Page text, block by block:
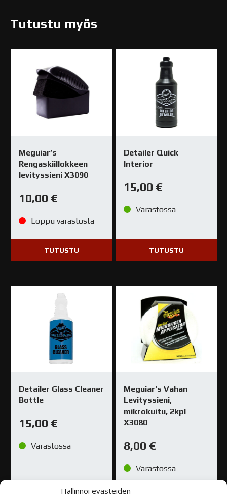
Hallinnoi evästeiden
Tutustu myös
Meguiar’s
Rengaskiillokkeen
levityssieni X3090
10,00 €
Loppu varastosta
TUTUSTU
Detailer Quick
Interior
15,00 €
Varastossa
TUTUSTU
Detailer Glass Cleaner
Bottle
15,00 €
Varastossa
Meguiar’s Vahan
Levityssieni,
mikrokuitu, 2kpl
X3080
8,00 €
Varastossa